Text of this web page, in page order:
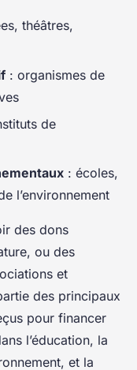
théâtres,
: organismes de
de
: écoles,
l’environnement
des dons
ou des
et
des principaux
pour financer
l’éducation, la
et la